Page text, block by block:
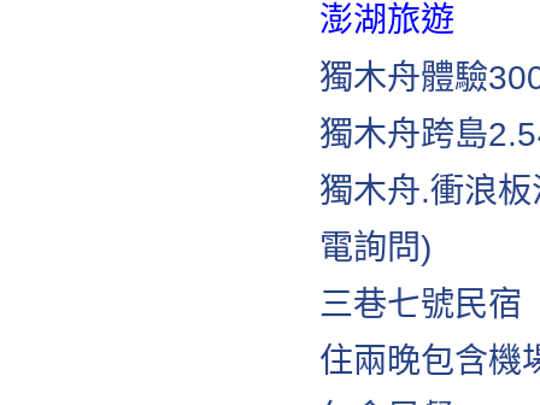
澎湖旅遊
獨木舟體驗
獨木舟跨島
獨木舟.衝浪
電詢問)
三巷七號民宿
住兩晚包含機